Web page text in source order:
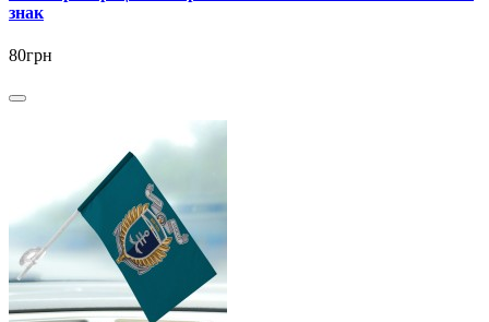
знак
80грн